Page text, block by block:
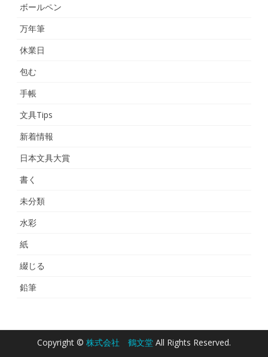
ボールペン
万年筆
休業日
包む
手帳
文具Tips
新着情報
日本文具大賞
書く
未分類
水彩
紙
綴じる
鉛筆
Copyright © 株式会社 鶴文堂 All Rights Reserved.